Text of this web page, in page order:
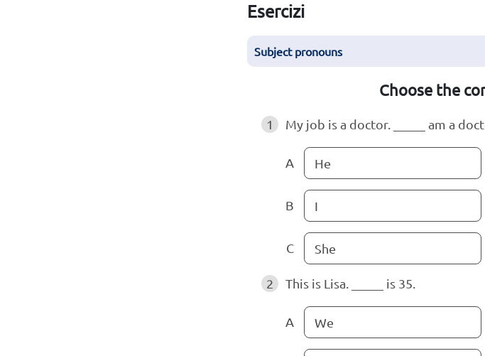
Esercizi
Subject pronouns
Choose the
1 My job is a doctor. _____ am a
A He
B I
C She
2 This is Lisa. _____ is 35.
A We